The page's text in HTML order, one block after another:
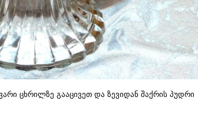
ცხრილზე გააცივეთ და ზევიდან შაქრის პუდრი